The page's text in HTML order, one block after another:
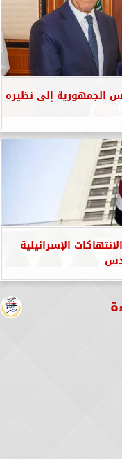
الجمهورية إلى نظيره
الإسرائيلية